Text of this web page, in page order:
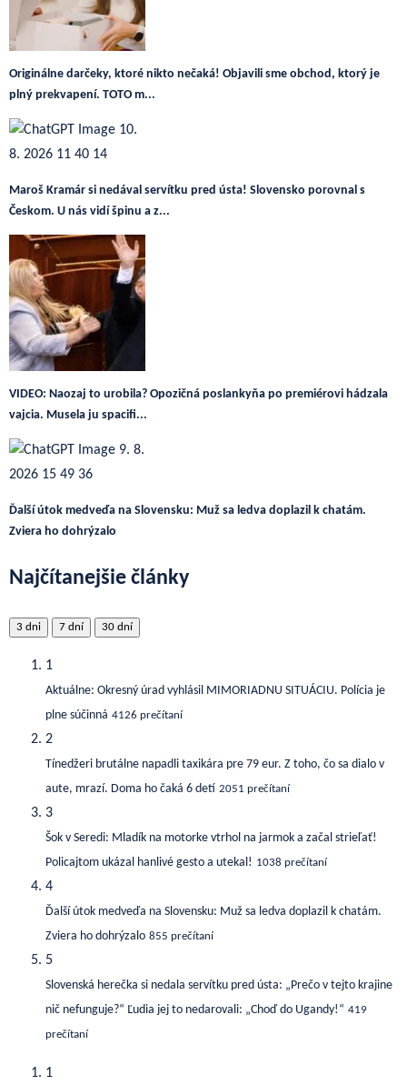
Originálne darčeky, ktoré nikto nečaká! Objavili sme obchod, ktorý je
plný prekvapení. TOTO m...
Maroš Kramár si nedával servítku pred ústa! Slovensko porovnal s
Českom. U nás vidí špinu a z...
VIDEO: Naozaj to urobila? Opozičná poslankyňa po premiérovi hádzala
vajcia. Musela ju spacifi...
Ďalší útok medveďa na Slovensku: Muž sa ledva doplazil k chatám.
Zviera ho dohrýzalo
Najčítanejšie články
3 dni 7 dní 30 dní
1
Aktuálne: Okresný úrad vyhlásil MIMORIADNU SITUÁCIU. Polícia je
plne súčinná 4126 prečítaní
2
Tínedžeri brutálne napadli taxikára pre 79 eur. Z toho, čo sa dialo v
aute, mrazí. Doma ho čaká 6 detí 2051 prečítaní
3
Šok v Seredi: Mladík na motorke vtrhol na jarmok a začal strieľať!
Policajtom ukázal hanlivé gesto a utekal! 1038 prečítaní
4
Ďalší útok medveďa na Slovensku: Muž sa ledva doplazil k chatám.
Zviera ho dohrýzalo 855 prečítaní
5
Slovenská herečka si nedala servítku pred ústa: „Prečo v tejto krajine
nič nefunguje?“ Ľudia jej to nedarovali: „Choď do Ugandy!“ 419
prečítaní
1